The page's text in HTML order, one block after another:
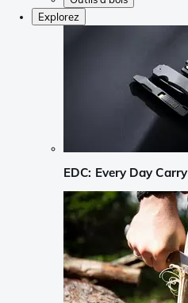
Explorez
EDC: Every Day Carry